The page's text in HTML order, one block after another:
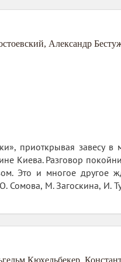
, Александр
приоткрывая завесу
Киева. Разговор
Это и многое другое
Сомова, М. Загоскина, И.
Кюхельбекер